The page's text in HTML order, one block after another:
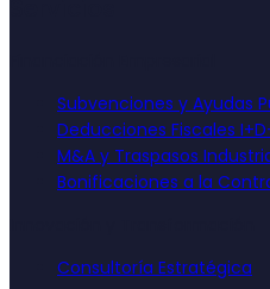
Subvenciones y Ayudas
Deducciones Fiscales
M&A y Traspasos
Bonificaciones a la
Consultoría Estratégica